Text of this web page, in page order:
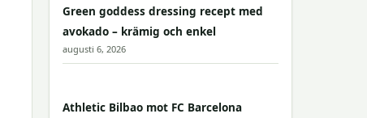
Green goddess dressing recept med
avokado – krämig och enkel
augusti 6, 2026
Athletic Bilbao mot FC Barcelona